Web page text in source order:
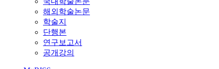
해외학술논문
학술지
단행본
연구보고서
공개강의